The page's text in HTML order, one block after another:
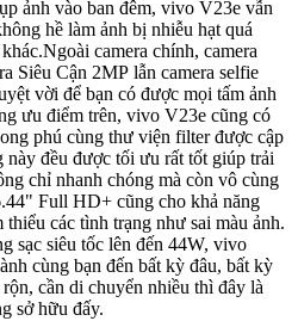
ảnh vào ban đêm, vivo V23e vẫn
hề làm ảnh bị nhiễu hạt quá
camera chính, camera
Siêu Cận 2MP lẫn camera selfie
vời để bạn có được mọi tấm ảnh
ưu điểm trên, vivo V23e cũng có
phú cùng thư viện filter được cập
đều được tối ưu rất tốt giúp trải
chỉ nhanh chóng mà còn vô cùng
Full HD+ cũng cho khả năng
các tình trạng như sai màu ảnh.
sạc siêu tốc lên đến 44W, vivo
cùng bạn đến bất kỳ đâu, bất kỳ
cần di chuyển nhiều thì đây là
sở hữu đấy.